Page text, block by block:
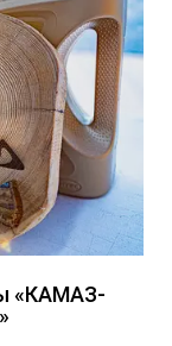
«КАМАЗ-